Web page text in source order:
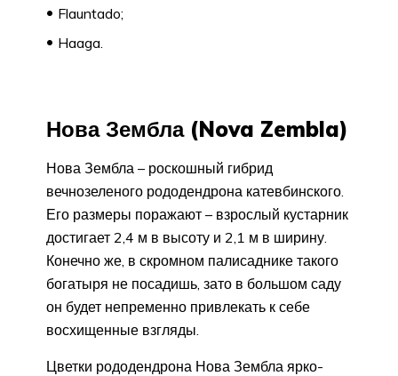
Flauntado;
Haaga.
Нова Зембла (Nova Zembla)
Нова Зембла – роскошный гибрид
вечнозеленого рододендрона катевбинского.
Его размеры поражают – взрослый кустарник
достигает 2,4 м в высоту и 2,1 м в ширину.
Конечно же, в скромном палисаднике такого
богатыря не посадишь, зато в большом саду
он будет непременно привлекать к себе
восхищенные взгляды.
Цветки рододендрона Нова Зембла ярко-